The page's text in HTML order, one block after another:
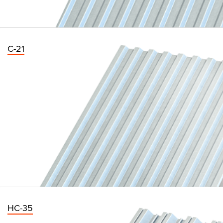
С-21
НС-35